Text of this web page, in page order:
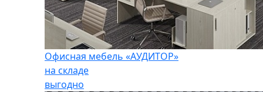
Офисная мебель «АУДИТОР»
на складе
выгодно